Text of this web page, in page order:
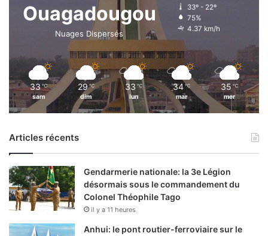
Ouagadougou
Nuages Dispersés
33º - 22º
75%
4.37 km/h
33 ℃
sam
29 ℃
dim
33 ℃
lun
34 ℃
mar
35 ℃
mer
Articles récents
Gendarmerie nationale: la 3e Légion
désormais sous le commandement du
Colonel Théophile Tago
il y a 11 heures
Anhui: le pont routier-ferroviaire sur le